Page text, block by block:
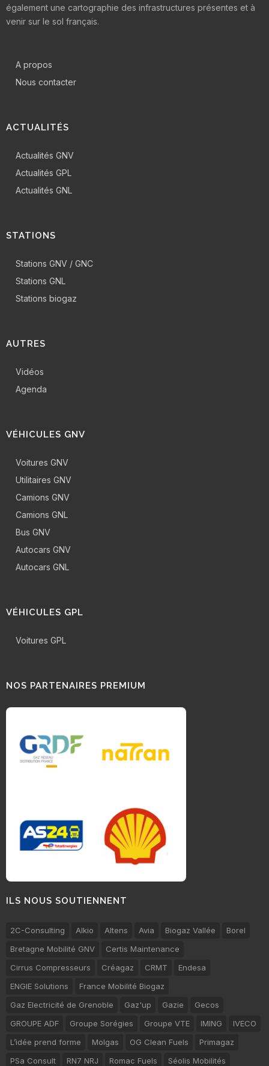
également une cartographie des infrastructures présentes et à
venir sur le sol français.
A propos
Nous contacter
ACTUALITÉS
Actualités GNV
Actualités GPL
Actualités GNL
STATIONS
Stations GNV / GNC
Stations GNL
Stations biogaz
AUTRES
Vidéos
Agenda
VÉHICULES GNV
Voitures GNV
Utilitaires GNV
Camions GNV
Camions GNL
Bus GNV
Autocars GNV
Autocars GNL
VÉHICULES GPL
Voitures GPL
NOS PARTENAIRES PREMIUM
ILS NOUS SOUTIENNENT
2C-Consulting Alkio Altens Avia Biogaz Vallée
Borel
Bretagne Mobilité GNV
Certis Maintenance
Cirrus Compresseurs
Créagaz CRMT
Endesa
ENGIE Solutions
France Mobilité Biogaz
Gaz Electricité de Grenoble
Gaz'up Gazie
Gecos
GROUPE ADF
Groupe Sorégies Groupe VTE IMING
IVECO
L’idée prend forme
Molgas OG Clean Fuels
Primagaz
PSa Consult
RN7 NRJ Romac Fuels Séolis Mobilités